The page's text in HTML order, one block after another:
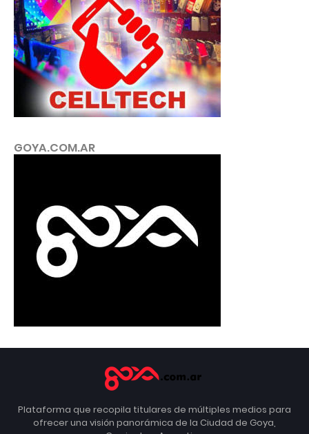
GOYA.COM.AR
Plataforma que recopila titulares de múltiples medios para
ofrecer una visión panorámica de la Ciudad de Goya,